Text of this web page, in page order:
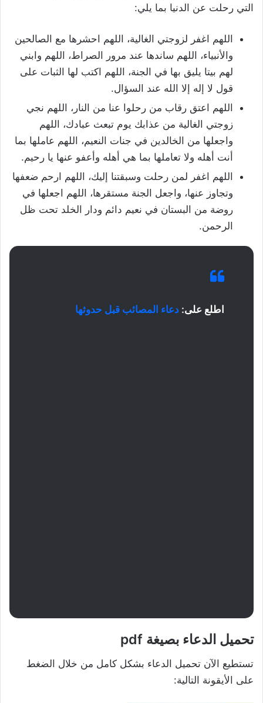
التي رحلت عن الدنيا بما يلي:
اللهم اغفر لزوجتي الغالية، اللهم احشرها مع الصالحين
والأنبياء، اللهم ساندها عند مرور الصراط، اللهم وابني
لهم بيتا يليق بها في الجنة، اللهم اكتب لها الثبات على
قول لا إله إلا الله عند السؤال.
اللهم اعتق رقاب من رحلوا عنا من النار، اللهم نجي
زوجتي الغالية من عذابك يوم تبعث عبادك، اللهم
واجعلها من الخالدين في جنات النعيم، اللهم عاملها بما
أنت أهله ولا تعاملها بما هي أهله وأعفو عنها يا رحيم.
اللهم اغفر لمن رحلت وسبقتنا إليك، اللهم ارحم ضعفها
وتجاوز عنها، واجعل الجنة مستقرها، اللهم اجعلها في
روضة من البستان في نعيم دائم ودار الخلد تحت ظل
الرحمن.
اطلع على: دعاء المصائب قبل حدوثها
تحميل الدعاء بصيغة pdf
تستطيع الآن تحميل الدعاء بشكل كامل من خلال الضغط
على الأيقونة التالية: